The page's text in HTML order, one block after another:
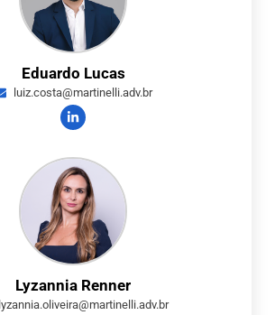
Eduardo Lucas
luiz.costa@martinelli.adv.br
Lyzannia Renner
lyzannia.oliveira@martinelli.adv.br